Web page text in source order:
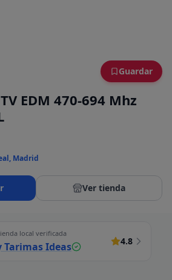
Guardar
EDM 470-694 Mhz
Madrid
Ver tienda
local verificada
Tarimas Ideas 4.8